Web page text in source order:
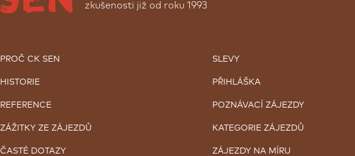
zkušenosti již od roku 1993
PROČ CK SEN
HISTORIE
REFERENCE
ZÁŽITKY ZE ZÁJEZDŮ
ČASTÉ DOTAZY
SLEVY
PŘIHLÁŠKA
POZNÁVACÍ ZÁJEZDY
KATEGORIE ZÁJEZDŮ
ZÁJEZDY NA MÍRU